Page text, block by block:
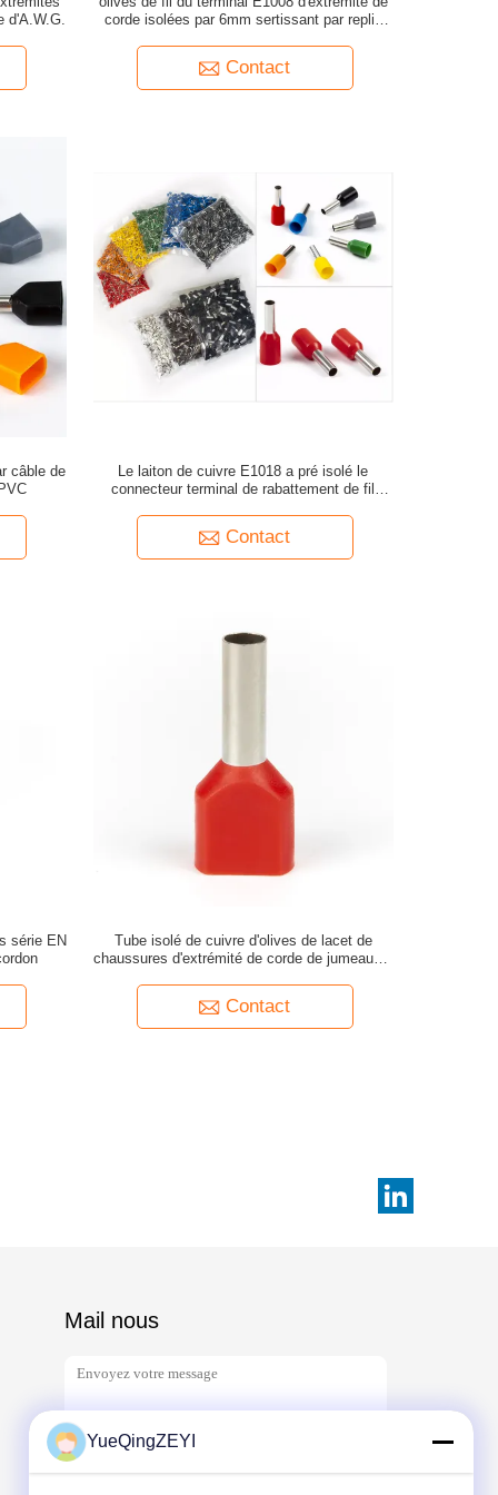
d'A.W.G.
corde isolées par 6mm sertissant par replis
Contact
câble de
Le laiton de cuivre E1018 a pré isolé le
connecteur terminal de rabattement de fil
Contact
série EN
Tube isolé de cuivre d'olives de lacet de
chaussures d'extrémité de corde de jumeau du
Contact
Mail nous
YueQingZEYI